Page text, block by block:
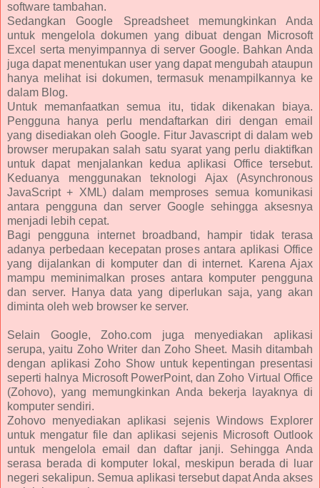
software tambahan.
Sedangkan Google Spreadsheet memungkinkan Anda
untuk mengelola dokumen yang dibuat dengan Microsoft
Excel serta menyimpannya di server Google. Bahkan Anda
juga dapat menentukan user yang dapat mengubah ataupun
hanya melihat isi dokumen, termasuk menampilkannya ke
dalam Blog.
Untuk memanfaatkan semua itu, tidak dikenakan biaya.
Pengguna hanya perlu mendaftarkan diri dengan email
yang disediakan oleh Google. Fitur Javascript di dalam web
browser merupakan salah satu syarat yang perlu diaktifkan
untuk dapat menjalankan kedua aplikasi Office tersebut.
Keduanya menggunakan teknologi Ajax (Asynchronous
JavaScript + XML) dalam memproses semua komunikasi
antara pengguna dan server Google sehingga aksesnya
menjadi lebih cepat.
Bagi pengguna internet broadband, hampir tidak terasa
adanya perbedaan kecepatan proses antara aplikasi Office
yang dijalankan di komputer dan di internet. Karena Ajax
mampu meminimalkan proses antara komputer pengguna
dan server. Hanya data yang diperlukan saja, yang akan
diminta oleh web browser ke server.
Selain Google, Zoho.com juga menyediakan aplikasi
serupa, yaitu Zoho Writer dan Zoho Sheet. Masih ditambah
dengan aplikasi Zoho Show untuk kepentingan presentasi
seperti halnya Microsoft PowerPoint, dan Zoho Virtual Office
(Zohovo), yang memungkinkan Anda bekerja layaknya di
komputer sendiri.
Zohovo menyediakan aplikasi sejenis Windows Explorer
untuk mengatur file dan aplikasi sejenis Microsoft Outlook
untuk mengelola email dan daftar janji. Sehingga Anda
serasa berada di komputer lokal, meskipun berada di luar
negeri sekalipun. Semua aplikasi tersebut dapat Anda akses